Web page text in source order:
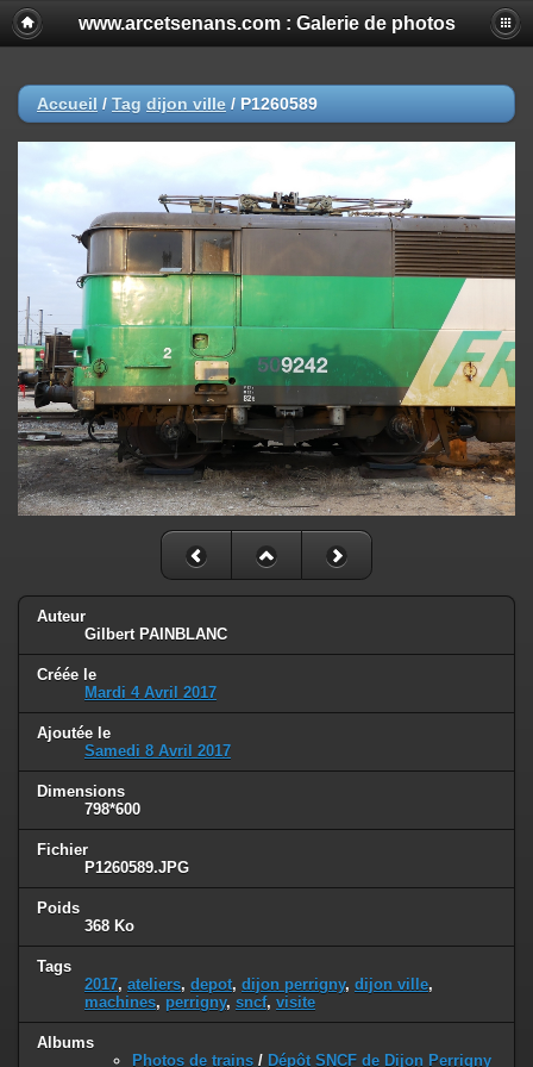
www.arcetsenans.com : Galerie de photos
Accueil / Tag dijon ville / P1260589
Auteur
Gilbert PAINBLANC
Créée le
Mardi 4 Avril 2017
Ajoutée le
Samedi 8 Avril 2017
Dimensions
798*600
Fichier
P1260589.JPG
Poids
368 Ko
Tags
2017, ateliers, depot, dijon perrigny, dijon ville,
machines, perrigny, sncf, visite
Albums
Photos de trains / Dépôt SNCF de Dijon Perrigny